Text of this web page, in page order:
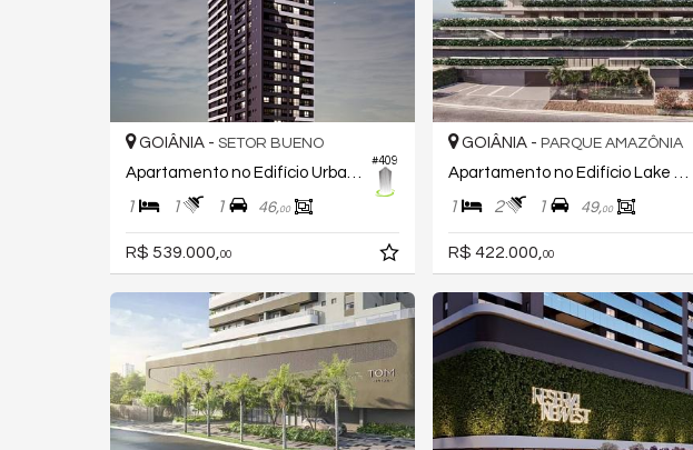
#409
GOIÂNIA - SETOR BUENO
1 1 1 46,00
R$ 539.000,00
GOIÂNIA - PARQUE AMAZÔNIA
1 2 1 49,00
R$ 422.000,00